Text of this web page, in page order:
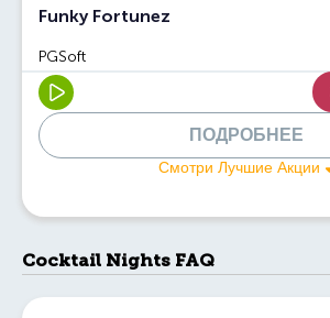
Funky Fortunez
PGSoft
ПОДРОБНЕЕ
Смотри Лучшие Акции
Cocktail Nights FAQ